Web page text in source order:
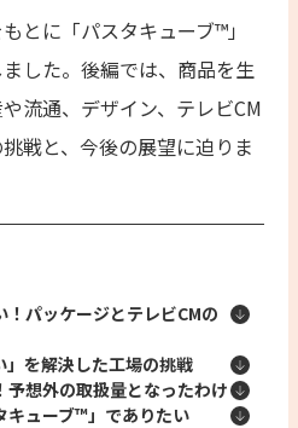
とに「パスタキューブ™︎」
した。後編では、商品を生
流通、デザイン、テレビCM
戦と、今後の展望に迫りま
パッケージとテレビCMの
」を解決した工場の挑戦
想外の取扱量となったわけ
キューブ™」でありたい